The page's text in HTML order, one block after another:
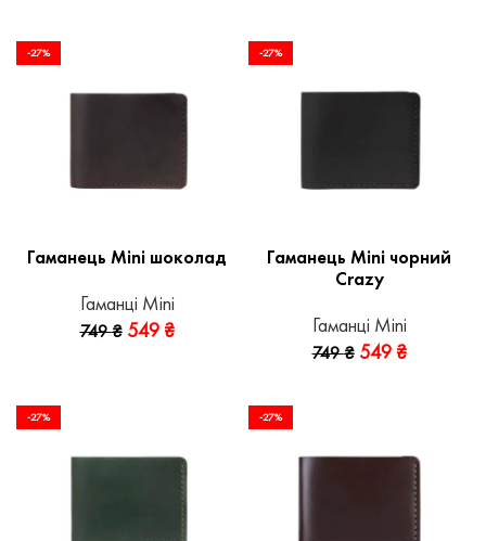
-27%
Гаманець Mini шоколад
Гаманці Mini
749₴ 549 ₴
-27%
Гаманець Mini чорний
Crazy
Гаманці Mini
749₴ 549 ₴
-27% -27%